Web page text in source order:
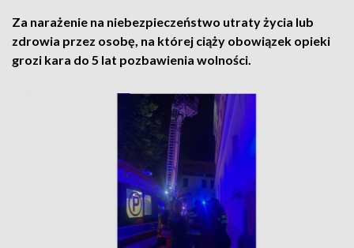
Za narażenie na niebezpieczeństwo utraty życia lub
zdrowia przez osobę, na której ciąży obowiązek opieki
grozi kara do 5 lat pozbawienia wolności.